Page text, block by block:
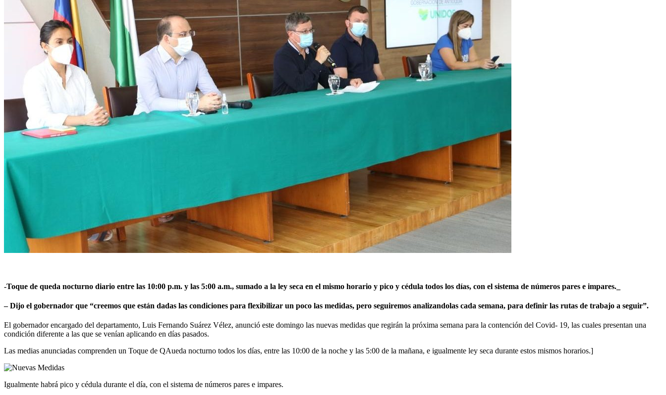
-Toque de queda nocturno diario entre las 10:00 p.m. y las 5:00 a.m., sumado a la ley seca en el mismo horario y pico y cédula todos los días, con el sistema de números pares e impares._
– Dijo el gobernador que “creemos que están dadas las condiciones para flexibilizar un poco las medidas, pero seguiremos analizandolas cada semana, para definir las rutas de trabajo a seguir”.
El gobernador encargado del departamento, Luis Fernando Suárez Vélez, anunció este domingo las nuevas medidas que regirán la próxima semana para la contención del Covid- 19, las cuales presentan una
condición diferente a las que se venían aplicando en días pasados.
Las medias anunciadas comprenden un Toque de QAueda nocturno todos los días, entre las 10:00 de la noche y las 5:00 de la mañana, e igualmente ley seca durante estos mismos horarios.]
Igualmente habrá pico y cédula durante el día, con el sistema de números pares e impares.